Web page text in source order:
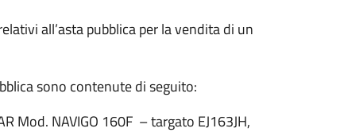
all’asta pubblica per la vendita di un
sono contenute di seguito:
Mod. NAVIGO 160F – targato EJ163JH,